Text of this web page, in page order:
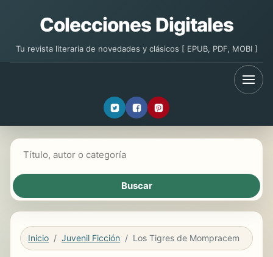
Colecciones Digitales
Tu revista literaria de novedades y clásicos [ EPUB, PDF, MOBI ]
Inicio Juvenil Ficción Los Tigres de Mompracem